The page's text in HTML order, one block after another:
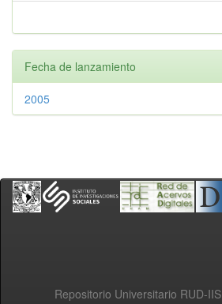
Fecha de lanzamiento
2005
Repositorio Universitario RUD-IIS